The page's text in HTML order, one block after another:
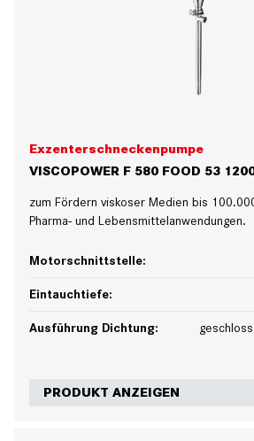
Exzenterschneckenpumpe
VISCOPOWER F 580 FOOD 53
zum Fördern viskoser Medien bis
Pharma- und Lebensmittelanwendungen.
Motorschnittstelle:
Eintauchtiefe:
Ausführung Dichtung:
PRODUKT ANZEIGEN